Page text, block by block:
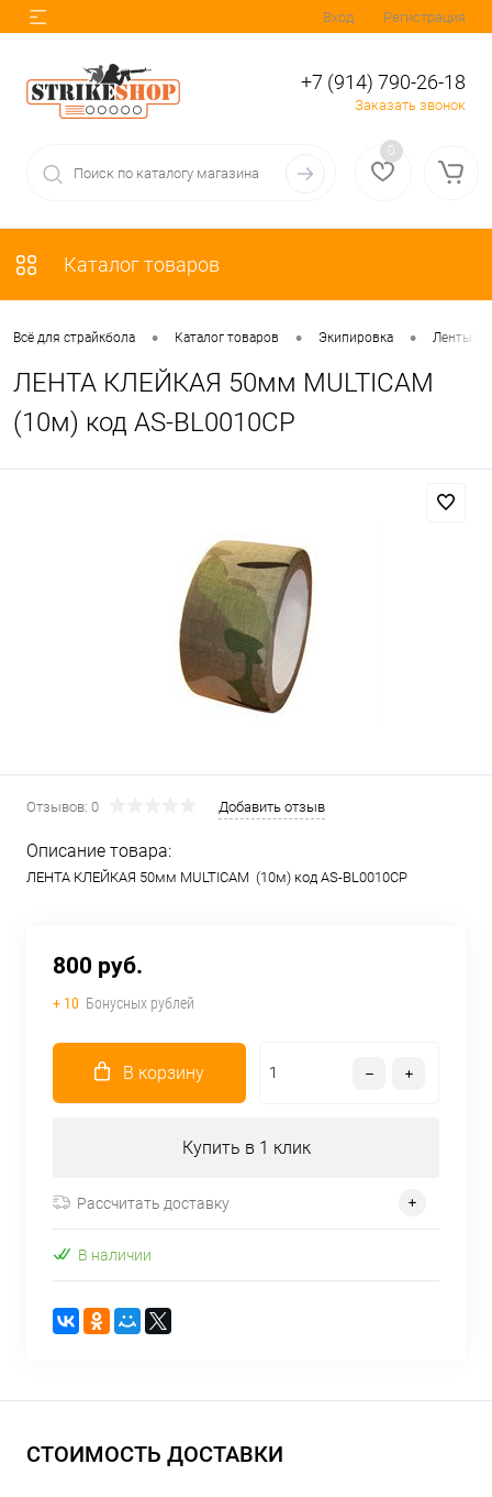
Вход Регистрация
+7 (914) 790-26-18
Заказать звонок
0
Каталог товаров
Всё для страйкбола • Каталог товаров • Экипировка • Ленты
ЛЕНТА КЛЕЙКАЯ 50мм MULTICAM
(10м) код AS-BL0010CP
Отзывов: 0 Добавить отзыв
Описание товара:
ЛЕНТА КЛЕЙКАЯ 50мм MULTICAM (10м) код AS-BL0010CP
800 руб.
+ 10 Бонусных рублей
В корзину
Купить в 1 клик
Рассчитать доставку
В наличии
СТОИМОСТЬ ДОСТАВКИ